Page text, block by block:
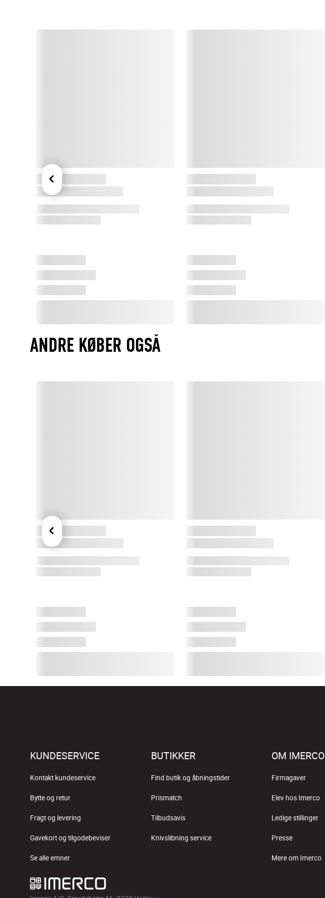
ANDRE KØBER OGSÅ
KUNDESERVICE
Kontakt kundeservice
Bytte og retur
Fragt og levering
Gavekort og tilgodebeviser
Se alle emner
BUTIKKER
Find butik og åbningstider
Prismatch
Tilbudsavis
Knivslibning service
OM IMERCO
Firmagaver
Elev hos Imerco
Ledige stillinger
Presse
Mere om Imerco